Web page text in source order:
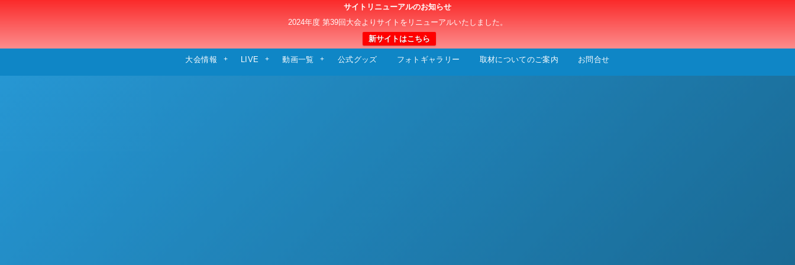
サイトリニューアルのお知らせ
2024年度 第39回大会よりサイトをリニューアルいたしました。
新サイトはこちら
日本クラブユースサッカー選手権（U-15）大会
大会情報 LIVE 動画一覧 公式グッズ フォトギャラリー 取材についてのご案内 お問合せ